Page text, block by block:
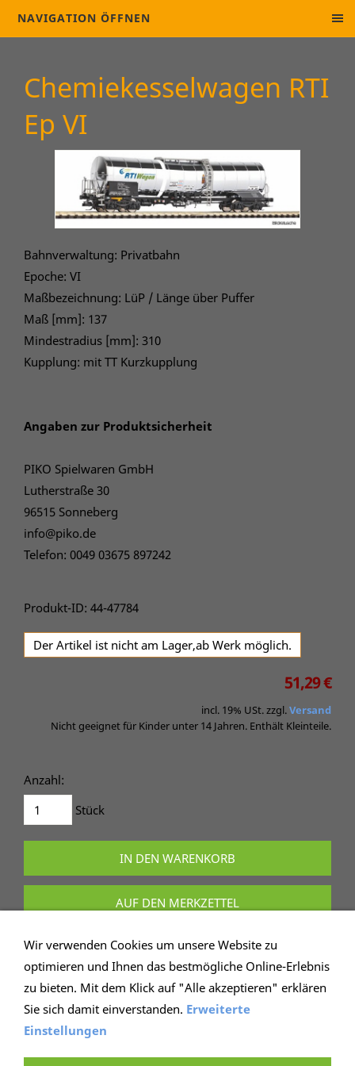
NAVIGATION ÖFFNEN
Chemiekesselwagen RTI
Ep VI
Bahnverwaltung: Privatbahn
Epoche: VI
Maßbezeichnung: LüP / Länge über Puffer
Maß [mm]: 137
Mindestradius [mm]: 310
Kupplung: mit TT Kurzkupplung
Angaben zur Produktsicherheit
PIKO Spielwaren GmbH
Lutherstraße 30
96515 Sonneberg
info@piko.de
Telefon: 0049 03675 897242
Produkt-ID: 44-47784
Der Artikel ist nicht am Lager,ab Werk möglich.
51,29 €
incl. 19% USt. zzgl.Versand
Nicht geeignet für Kinder unter 14 Jahren. Enthält Kleinteile.
Anzahl:
Stück
IN DEN WARENKORB
AUF DEN MERKZETTEL
Dieses Produkt weiterempfehlen
Wir verwenden Cookies um unsere Website zu
optimieren und Ihnen das bestmögliche Online-Erlebnis
zu bieten. Mit dem Klick auf "Alle akzeptieren" erklären
Sie sich damit einverstanden. Erweiterte
Einstellungen